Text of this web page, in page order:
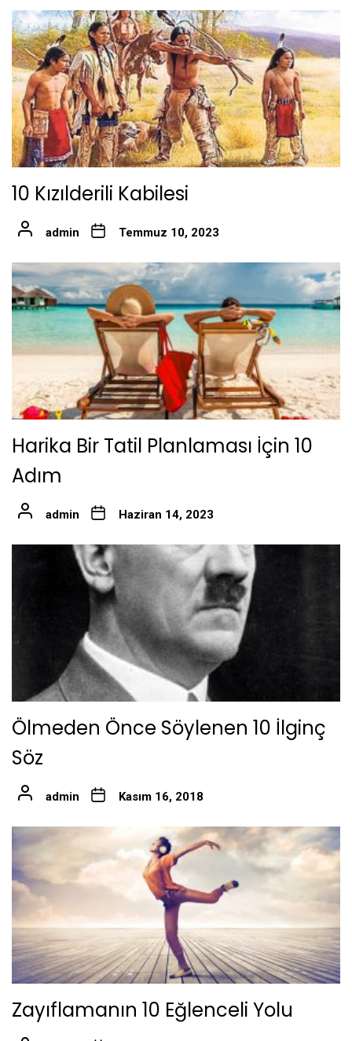
10 Kızılderili Kabilesi
admin Temmuz 10, 2023
Harika Bir Tatil Planlaması İçin 10
Adım
admin Haziran 14, 2023
Ölmeden Önce Söylenen 10 İlginç
Söz
admin Kasım 16, 2018
Zayıflamanın 10 Eğlenceli Yolu